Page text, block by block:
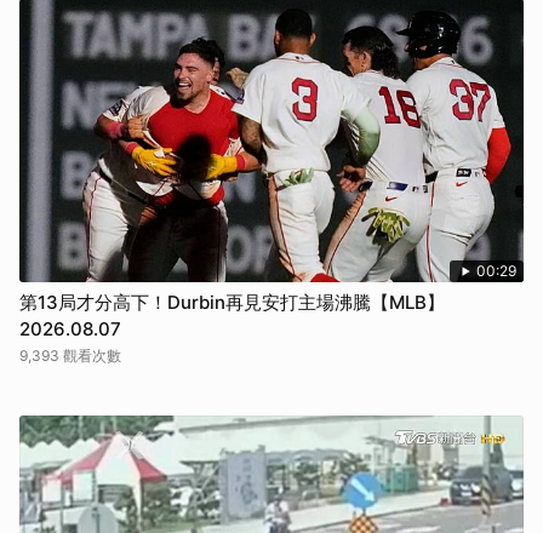
00:29
第13局才分高下！Durbin再見安打主場沸騰【MLB】
2026.08.07
9,393 觀看次數